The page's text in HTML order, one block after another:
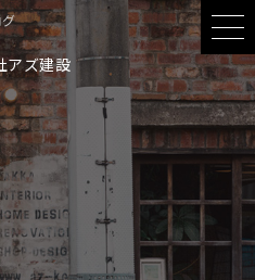
アズ建設